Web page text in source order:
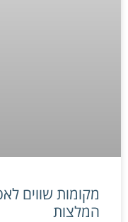
מקומות שווים
המלצות